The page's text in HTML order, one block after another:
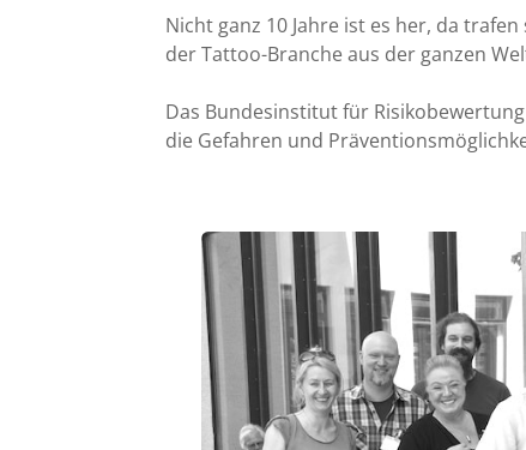
Nicht ganz 10 Jahre ist es her, da
der Tattoo-Branche aus der ganzen
Das Bundesinstitut für
die Gefahren und